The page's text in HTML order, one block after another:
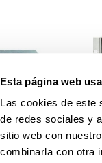
Esta página web
Las cookies de este
de redes sociales y
sitio web con
combinarla con otra